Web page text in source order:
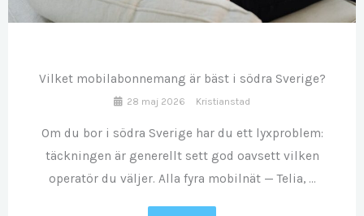
MAJ
Vilket mobilabonnemang är bäst i södra Sverige?
28 maj 2026 Kristianstad
Om du bor i södra Sverige har du ett lyxproblem:
täckningen är generellt sett god oavsett vilken
operatör du väljer. Alla fyra mobilnät — Telia, ...